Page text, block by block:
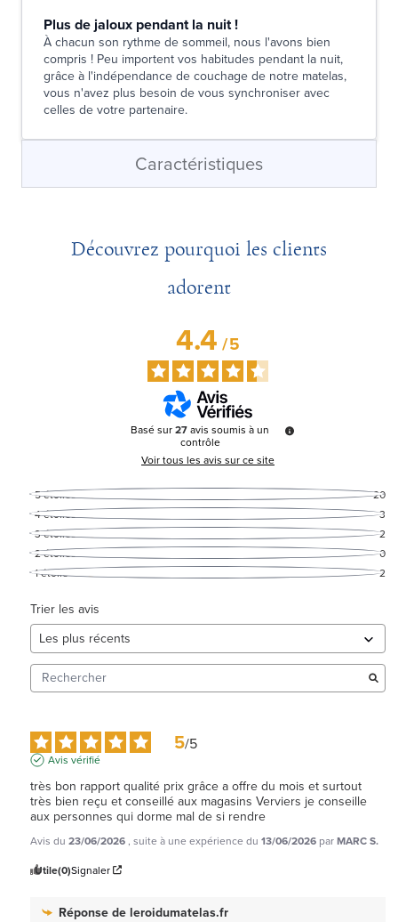
Plus de jaloux pendant la nuit !
À chacun son rythme de sommeil, nous l'avons bien
compris ! Peu importent vos habitudes pendant la nuit,
grâce à l'indépendance de couchage de notre matelas,
vous n'avez plus besoin de vous synchroniser avec
celles de votre partenaire.
Caractéristiques
Découvrez pourquoi les clients
adorent
4.4/5
Basé sur27avis soumis à un
contrôle
Voir tous les avis sur ce site
5étoiles
20
4étoiles
3
3étoiles
2
2étoiles
0
1étoile 2
Trier les avis
5/5
Avis vérifié
très bon rapport qualité prix grâce a offre du mois et surtout
très bien reçu et conseillé aux magasins Verviers je conseille
aux personnes qui dorme mal de si rendre
Avis du 23/06/2026, suite à une expérience du 13/06/2026 parMARC S.
Utile(0)Signaler
Réponse de leroidumatelas.fr